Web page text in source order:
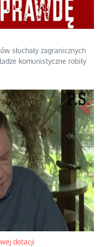
słuchały zagranicznych
komunistyczne robiły
dotacji